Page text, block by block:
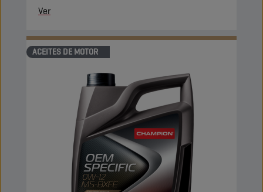
Ver
ACEITES DE MOTOR